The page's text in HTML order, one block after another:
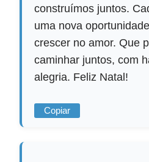
construímos juntos.
uma nova
crescer no amor. Que
caminhar juntos, com
alegria. Feliz Natal!
Copiar